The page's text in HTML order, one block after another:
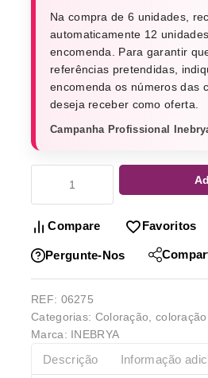
Na compra de 6 unidades,
automaticamente 12
encomenda. Para garantir
referências pretendidas,
encomenda os números das
deseja receber como oferta.
Campanha Profissional
Compare Favoritos
Pergunte-Nos
REF: 06275
Categorias: Coloração,
Marca: INEBRYA
Descrição Informação